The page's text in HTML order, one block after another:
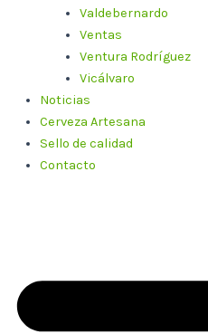
Valdebernardo
Ventas
Ventura Rodríguez
Vicálvaro
Noticias
Cerveza Artesana
Sello de calidad
Contacto